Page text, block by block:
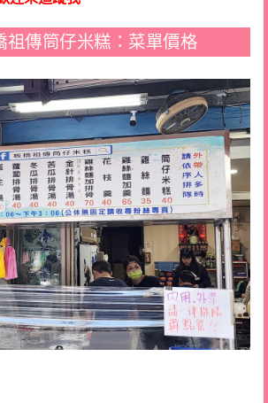
祖傳筒仔米糕：菜單價格